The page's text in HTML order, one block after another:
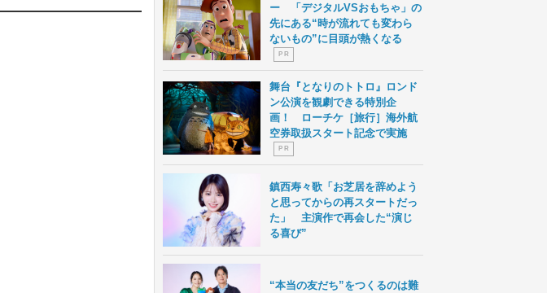
ー 「デジタルVSおもちゃ」の
先にある“時が流れても変わら
ないもの”に目頭が熱くなる
P R
舞台『となりのトトロ』ロンド
ン公演を観劇できる特別企
画！ ローチケ［旅行］海外航
空券取扱スタート記念で実施
P R
鎮西寿々歌「お芝居を辞めよう
と思ってからの再スタートだっ
た」 主演作で再会した“演じ
る喜び”
“本当の友だち”をつくるのは難